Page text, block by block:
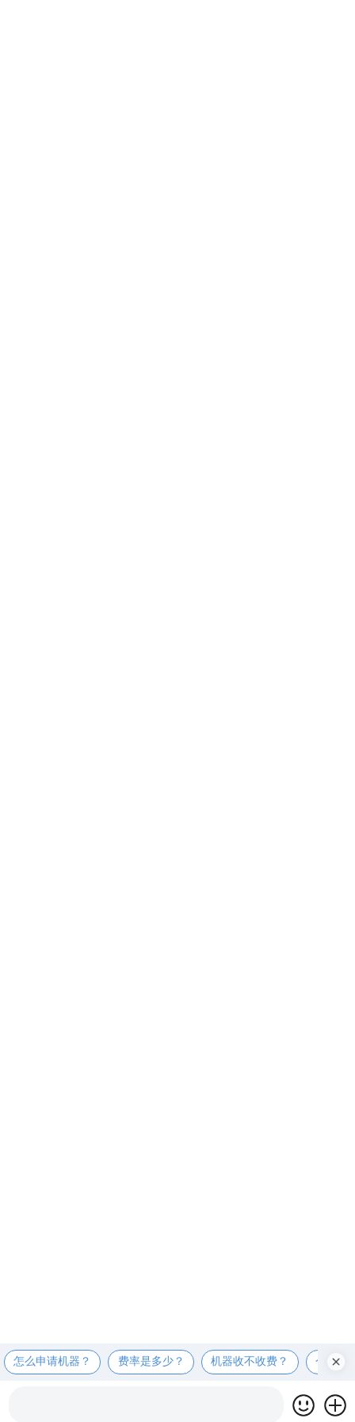
怎么申请机器？ 费率是多少？ 机器收不收费？ 个人可